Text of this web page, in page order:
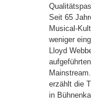
Seit 65
Musical-
weniger
Lloyd
erzählt die
in